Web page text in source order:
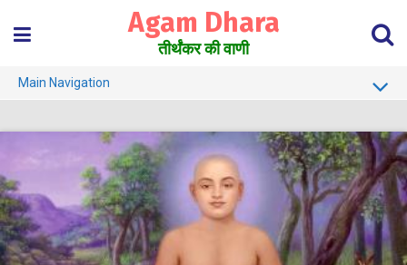
content
Agam Dhara
तीर्थंकर की वाणी
Main Navigation
Jain Darshan Dictionary